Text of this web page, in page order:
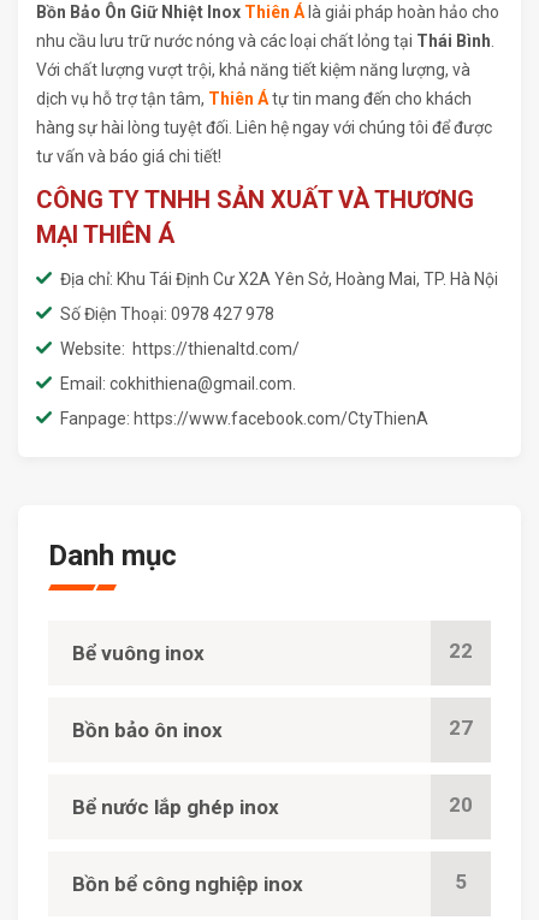
Bồn Bảo Ôn Giữ Nhiệt Inox Thiên Á là giải pháp hoàn hảo cho
nhu cầu lưu trữ nước nóng và các loại chất lỏng tại Thái Bình
Với chất lượng vượt trội, khả năng tiết kiệm năng lượng, và
dịch vụ hỗ trợ tận tâm, Thiên Átự tin mang đến cho khách
hàng sự hài lòng tuyệt đối. Liên hệ ngay với chúng tôi để được
tư vấn và báo giá chi tiết!
CÔNG TY TNHH SẢN XUẤT VÀ THƯƠNG
MẠI THIÊN Á
Địa chỉ: Khu Tái Định Cư X2A Yên Sở, Hoàng Mai, TP. Hà Nội
Số Điện Thoại: 0978 427 978
Website: https://thienaltd.com/
Email: cokhithiena@gmail.com.
Fanpage: https://www.facebook.com/CtyThienA
Danh mục
Bể vuông inox 22
Bồn bảo ôn inox 27
Bể nước lắp ghép inox 20
Bồn bể công nghiệp inox 5